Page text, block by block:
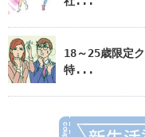
18～25歳限定
特...